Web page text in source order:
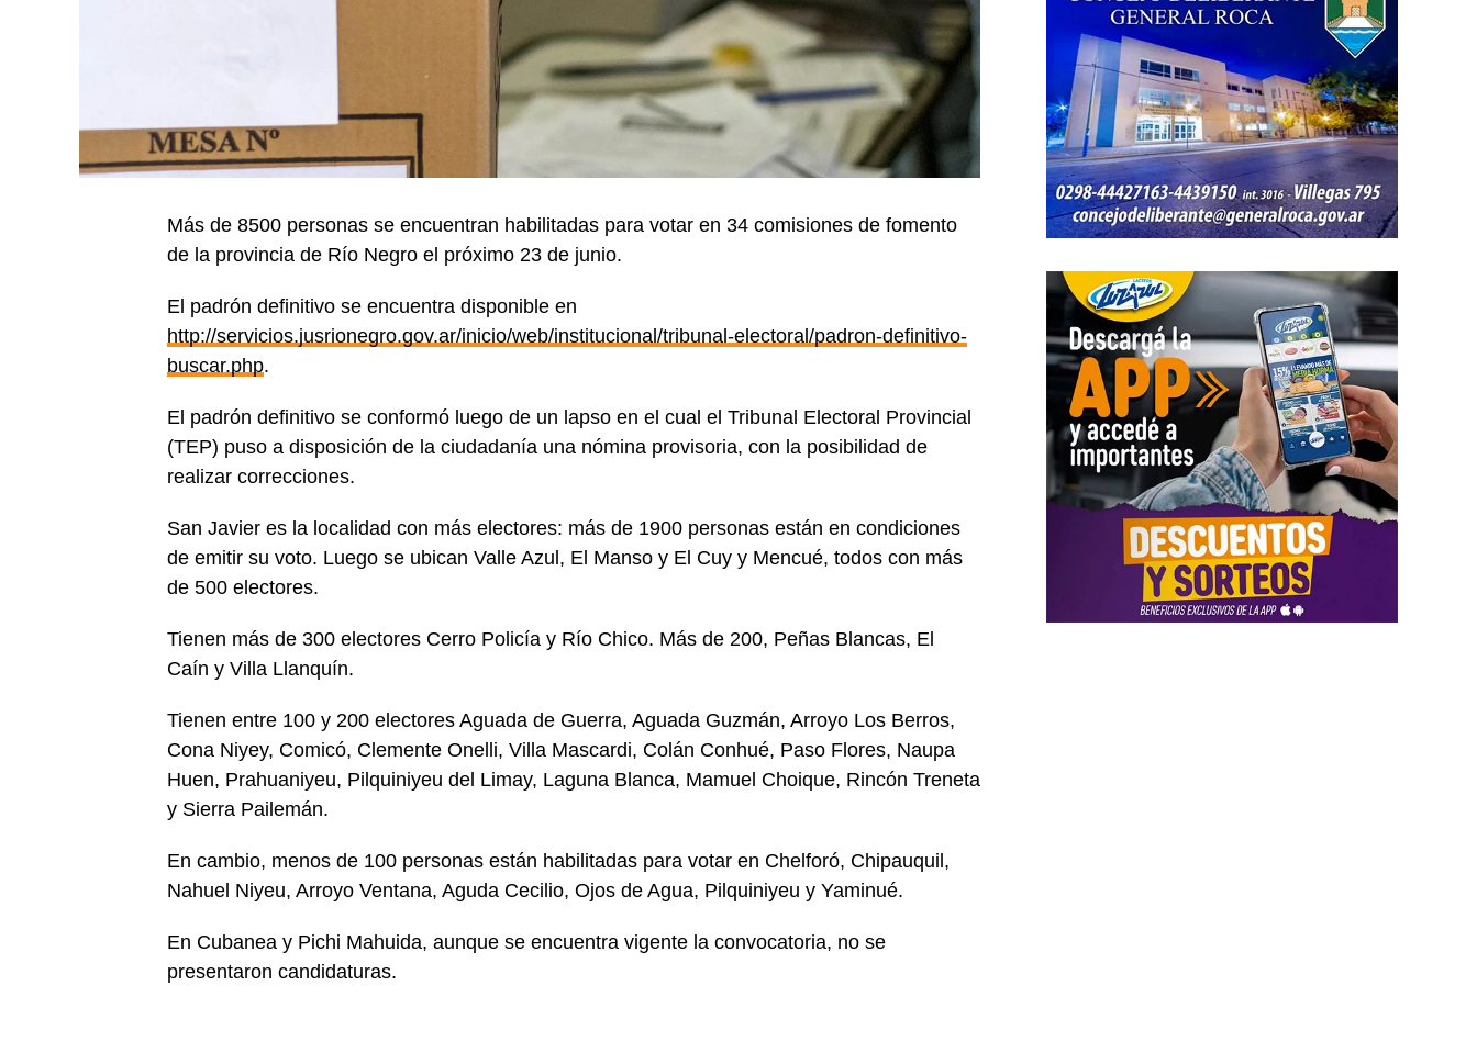
Más de 8500 personas se encuentran habilitadas para votar en 34 comisiones de fomento
de la provincia de Río Negro el próximo 23 de junio.
El padrón definitivo se encuentra disponible en
http://servicios.jusrionegro.gov.ar/inicio/web/institucional/tribunal-electoral/padron-definitivo-
buscar.php.
El padrón definitivo se conformó luego de un lapso en el cual el Tribunal Electoral Provincial
(TEP) puso a disposición de la ciudadanía una nómina provisoria, con la posibilidad de
realizar correcciones.
San Javier es la localidad con más electores: más de 1900 personas están en condiciones
de emitir su voto. Luego se ubican Valle Azul, El Manso y El Cuy y Mencué, todos con más
de 500 electores.
Tienen más de 300 electores Cerro Policía y Río Chico. Más de 200, Peñas Blancas, El
Caín y Villa Llanquín.
Tienen entre 100 y 200 electores Aguada de Guerra, Aguada Guzmán, Arroyo Los Berros,
Cona Niyey, Comicó, Clemente Onelli, Villa Mascardi, Colán Conhué, Paso Flores, Naupa
Huen, Prahuaniyeu, Pilquiniyeu del Limay, Laguna Blanca, Mamuel Choique, Rincón Treneta
y Sierra Pailemán.
En cambio, menos de 100 personas están habilitadas para votar en Chelforó, Chipauquil,
Nahuel Niyeu, Arroyo Ventana, Aguda Cecilio, Ojos de Agua, Pilquiniyeu y Yaminué.
En Cubanea y Pichi Mahuida, aunque se encuentra vigente la convocatoria, no se
presentaron candidaturas.